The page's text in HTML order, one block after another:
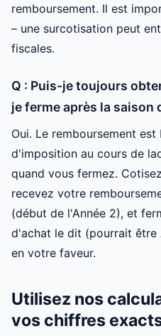
remboursement. Il est
– une surcotisation peut
fiscales.
Q : Puis-je toujours
je ferme après la saison
Oui. Le remboursement est
d'imposition au cours de
quand vous fermez.
recevez votre
(début de l'Année 2), et
d'achat le dit (pourrait être
en votre faveur.
Utilisez nos
vos chiffres